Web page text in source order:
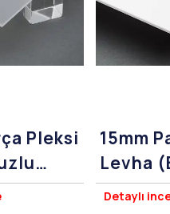
Pleksi
15mm
Levha
Detaylı